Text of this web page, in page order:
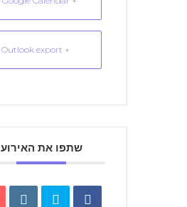
+ iCal / Outlook export
שתפו את האירוע